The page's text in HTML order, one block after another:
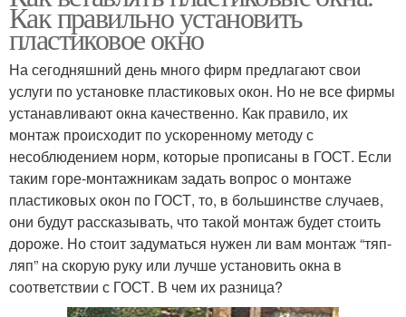
Как правильно установить
пластиковое окно
На сегодняшний день много фирм предлагают свои
услуги по установке пластиковых окон. Но не все фирмы
устанавливают окна качественно. Как правило, их
монтаж происходит по ускоренному методу с
несоблюдением норм, которые прописаны в ГОСТ. Если
таким горе-монтажникам задать вопрос о монтаже
пластиковых окон по ГОСТ, то, в большинстве случаев,
они будут рассказывать, что такой монтаж будет стоить
дороже. Но стоит задуматься нужен ли вам монтаж “тяп-
ляп” на скорую руку или лучше установить окна в
соответствии с ГОСТ. В чем их разница?